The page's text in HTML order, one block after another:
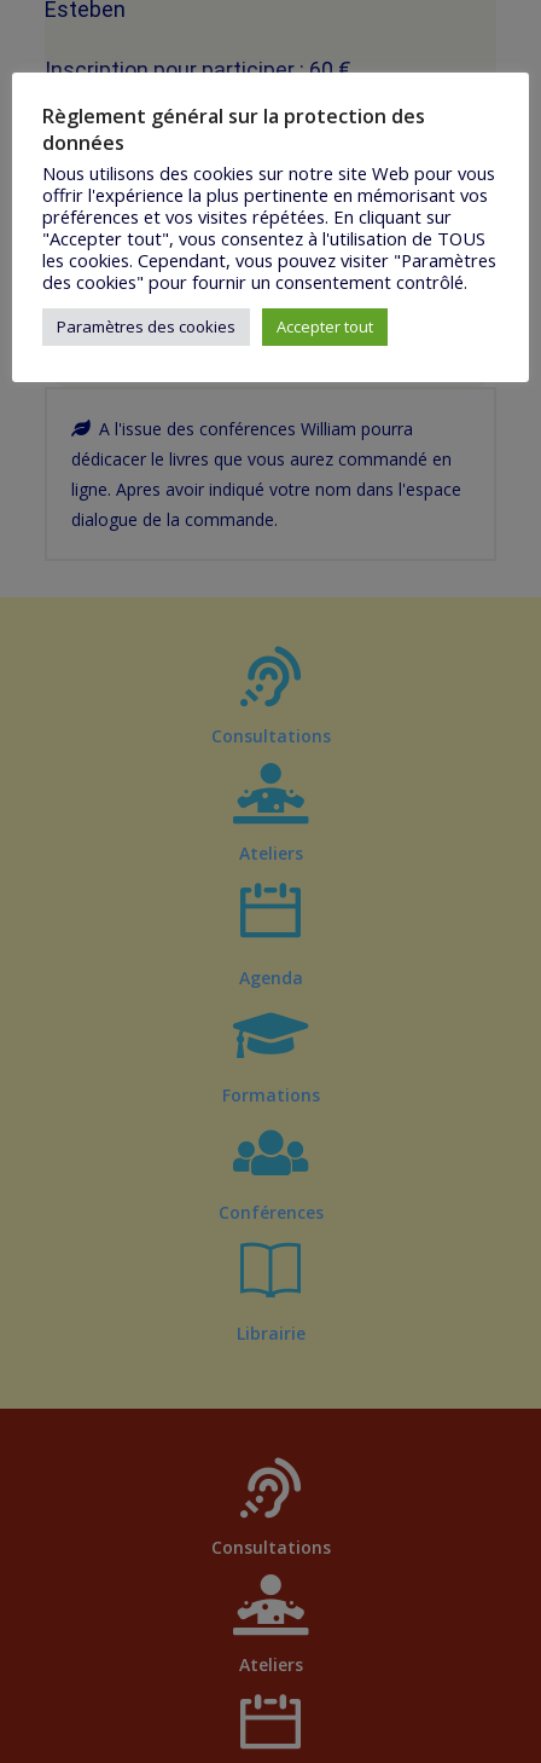
Esteben
Inscription pour participer : 60 €
Repas du place : forfait de 210 € pour repas
dimanche soi, lundi et mardi midi et soir, et
mercredi midi.
Hébergement possibles sur place en ch duo,
trio.Prendre contact avec le Nina du Château
basques.
A l'issue des conférences William pourra
dédicacer le livres que vous aurez commandé en
ligne. Apres avoir indiqué votre nom dans l'espace
dialogue de la commande.
Consultations
Ateliers
Agenda
Formations
Conférences
Librairie
Consultations
Ateliers
Règlement général sur la protection des
données
Nous utilisons des cookies sur notre site Web pour vous
offrir l'expérience la plus pertinente en mémorisant vos
préférences et vos visites répétées. En cliquant sur
"Accepter tout", vous consentez à l'utilisation de TOUS
les cookies. Cependant, vous pouvez visiter "Paramètres
des cookies" pour fournir un consentement contrôlé.
Paramètres des cookies Accepter tout